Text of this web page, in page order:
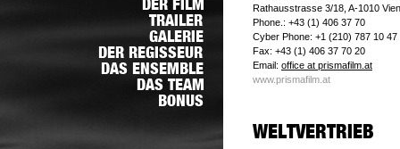
Rathausstrasse 3/18, A-1010
Phone.: +43 (1) 406 37 70
Cyber Phone: +1 (210) 787 10 47
Fax: +43 (1) 406 37 70 20
Email: office at prismafilm.at
www.prismafilm.at